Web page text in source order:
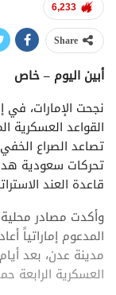
6,233
Share
أبين اليوم – خاص
نجحت الإمارات،
القواعد
تصاعد الصراع
تحركات سعودية
قاعدة العند
وأكدت مصادر محلية
المدعوم إماراتياً
مدينة عدن، بعد
العسكرية